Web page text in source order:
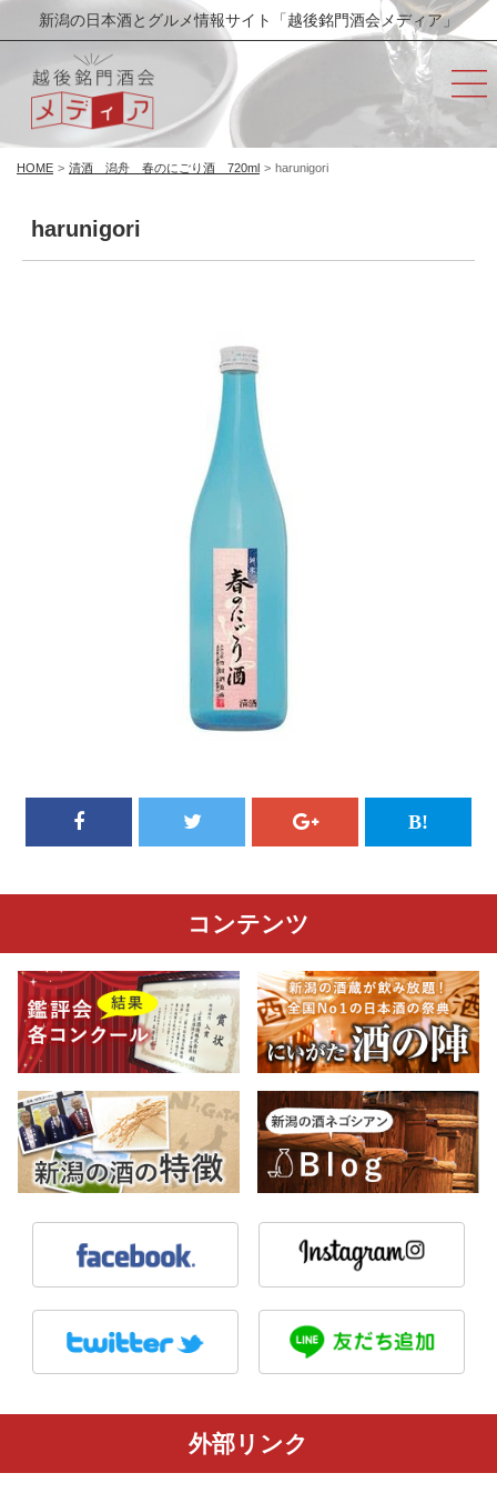
新潟の日本酒とグルメ情報サイト「越後銘門酒会メディア」
HOME > 清酒 潟舟 春のにごり酒 720ml > harunigori
harunigori
コンテンツ
外部リンク